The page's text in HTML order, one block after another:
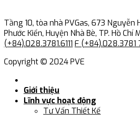
Tầng 10, tòa nhà PVGas, 673 Nguyễn
Phước Kiển, Huyện Nhà Bè, TP. Hồ Chí
(+84).028.3781.6111 F (+84).028.3781
Copyright © 2024 PVE
Giới thiệu
Lĩnh vực hoạt động
Tư Vấn Thiết Kế